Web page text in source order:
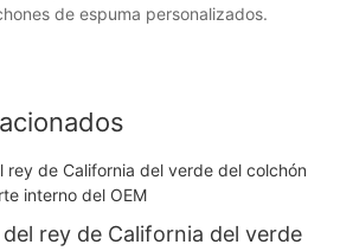
de espuma personalizados.
rey de California del verde